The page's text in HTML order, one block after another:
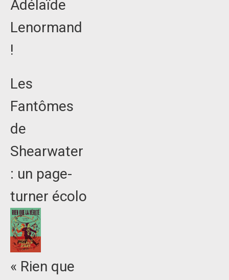
Adélaïde
Lenormand
!
Les
Fantômes
de
Shearwater
: un page-
turner écolo
« Rien que